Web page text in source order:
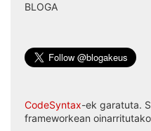
BLOGA
CodeSyntax-ek garatuta.
frameworkean oinarritutako